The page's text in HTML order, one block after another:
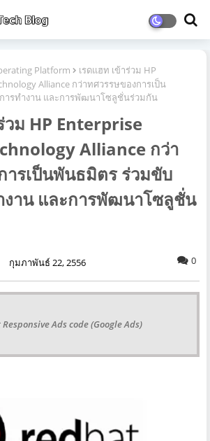
Platform
เรดแฮท เข้าร่วม HP
Alliance กว่าทศวรรษของการเป็น
ารทำงาน และการพัฒนาโซลูชั่นร่วมกัน
วม HP Enterprise
Alliance กว่า
ารเป็นพันธมิตร ร่วมขับ
งาน และการพัฒนาโซลูชั่น
กุมภาพันธ์ 22, 2556 0
Responsive Ads code (Google Ads)